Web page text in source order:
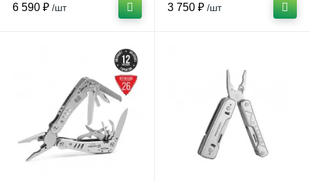
6 590 ₽ /шт 3 750 ₽ /шт